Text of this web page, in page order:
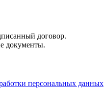
договор.
документы.
персональных данных